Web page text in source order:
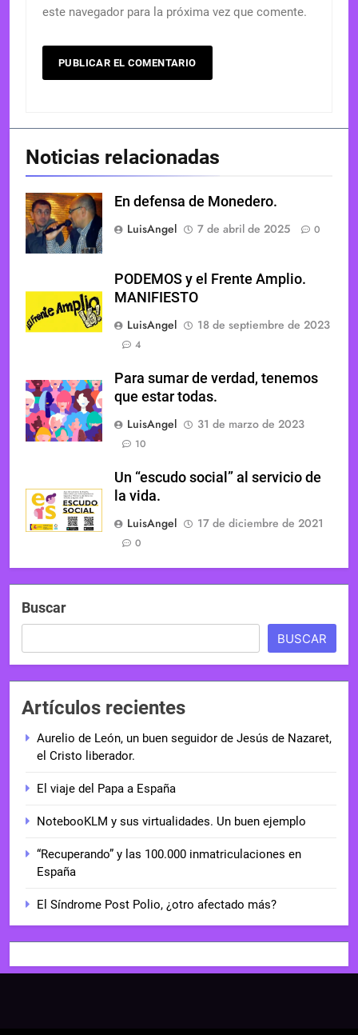
este navegador para la próxima vez que comente.
Noticias relacionadas
En defensa de Monedero.
LuisAngel
7 de abril de 2025 0
PODEMOS y el Frente Amplio.
MANIFIESTO
LuisAngel
18 de septiembre de 2023
4
Para sumar de verdad, tenemos
que estar todas.
LuisAngel
31 de marzo de 2023
10
Un “escudo social” al servicio de
la vida.
LuisAngel
17 de diciembre de 2021
0
Buscar
BUSCAR
Artículos recientes
Aurelio de León, un buen seguidor de Jesús de Nazaret,
el Cristo liberador.
El viaje del Papa a España
NotebooKLM y sus virtualidades. Un buen ejemplo
“Recuperando” y las 100.000 inmatriculaciones en
España
El Síndrome Post Polio, ¿otro afectado más?